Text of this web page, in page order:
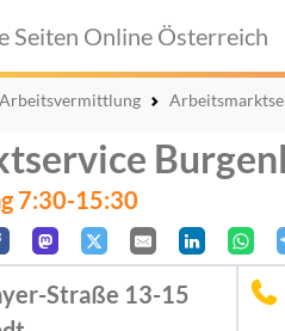
Seiten Online Österreich
Arbeitsvermittlung
7:30-15:30
Straße 13-15